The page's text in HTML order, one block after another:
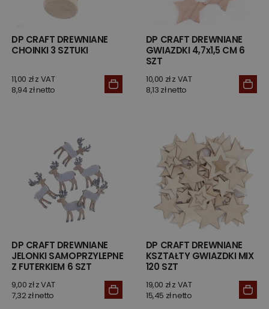
DP CRAFT DREWNIANE
CHOINKI 3 SZTUKI
11,00 zł z VAT
8,94 zł netto
DP CRAFT DREWNIANE
GWIAZDKI 4,7x1,5 CM 6
SZT
10,00 zł z VAT
8,13 zł netto
DP CRAFT DREWNIANE
JELONKI SAMOPRZYLEPNE
Z FUTERKIEM 6 SZT
9,00 zł z VAT
7,32 zł netto
DP CRAFT DREWNIANE
KSZTAŁTY GWIAZDKI MIX
120 SZT
19,00 zł z VAT
15,45 zł netto